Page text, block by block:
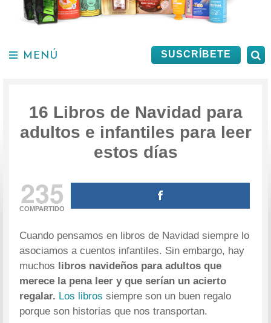
SUSCRÍBETE
MENÚ
16 Libros de Navidad para
adultos e infantiles para leer
estos días
235
COMPARTIDO
Cuando pensamos en libros de Navidad siempre lo
asociamos a cuentos infantiles. Sin embargo, hay
muchos
libros navideños para adultos que
merece la pena leer y que serían un acierto
regalar. Los libros siempre son un buen regalo
porque son historias que nos transportan.